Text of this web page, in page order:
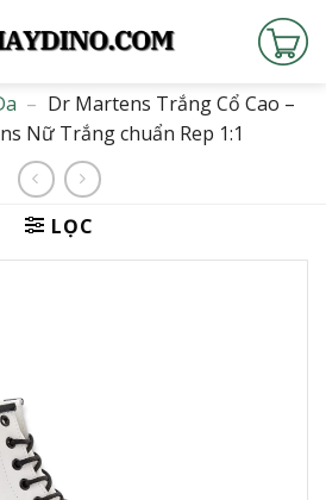
– Dr Martens Trắng Cổ Cao –
Nữ Trắng chuẩn Rep 1:1
LỌC